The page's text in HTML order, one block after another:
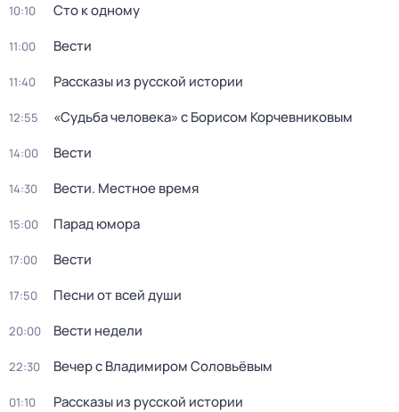
10:10 Сто к одному
11:00 Вести
11:40 Рассказы из русской истории
12:55 «Судьба человека» с Борисом Корчевниковым
14:00 Вести
14:30 Вести. Местное время
15:00 Парад юмора
17:00 Вести
17:50 Песни от всей души
20:00 Вести недели
22:30 Вечер с Владимиром Соловьёвым
01:10 Рассказы из русской истории